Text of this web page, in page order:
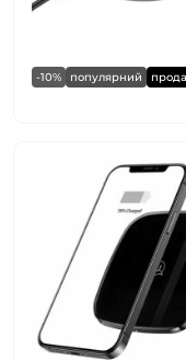
-10% популярний